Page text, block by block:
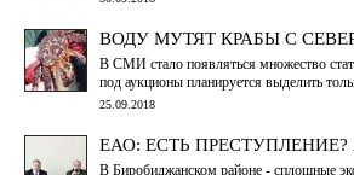
ВОДУ МУТЯТ КРАБЫ С
В СМИ стало появляться множество
под аукционы планируется выделить
25.09.2018
ЕАО: ЕСТЬ
В Биробиджанском районе - сплошные